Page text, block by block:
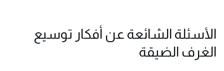
الأسئلة الشائعة عن أفكار توسيع
الغرف الضيقة